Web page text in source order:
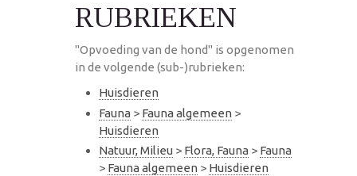
RUBRIEKEN
"Opvoeding van de hond" is opgenomen
in de volgende (sub-)rubrieken:
Huisdieren
Fauna > Fauna algemeen >
Huisdieren
Natuur, Milieu > Flora, Fauna > Fauna
> Fauna algemeen > Huisdieren